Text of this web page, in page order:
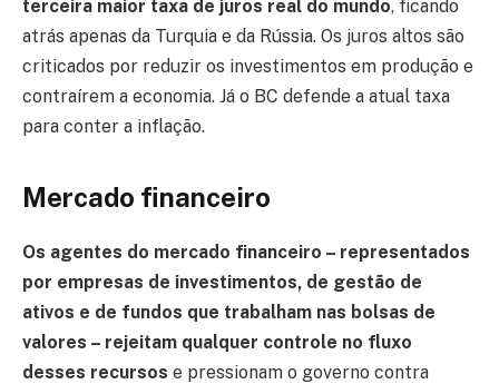
terceira maior taxa de juros real do mundo, ficando
atrás apenas da Turquia e da Rússia. Os juros altos são
criticados por reduzir os investimentos em produção e
contraírem a economia. Já o BC defende a atual taxa
para conter a inflação.
Mercado financeiro
Os agentes do mercado financeiro – representados
por empresas de investimentos, de gestão de
ativos e de fundos que trabalham nas bolsas de
valores – rejeitam qualquer controle no fluxo
desses recursos e pressionam o governo contra